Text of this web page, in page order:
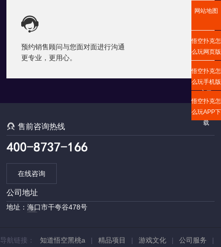

预约销售顾问与您面对面进行沟通
更专业，更用心。
售前咨询热线
在线咨询
公司地址
地址：海口市干夸谷478号
导航链接： 知道悟空黑桃a | 精品项目 | 游戏文化 | 公司服务 |
网站地图
悟空扑克怎
么玩网页版
悟空扑克怎
么玩手机版
入口
悟空扑克怎
么玩APP下
载